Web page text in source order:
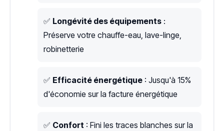
✅ Longévité des équipements :
Préserve votre chauffe-eau, lave-linge,
robinetterie
✅ Efficacité énergétique : Jusqu'à 15%
d'économie sur la facture énergétique
✅ Confort : Fini les traces blanches sur la